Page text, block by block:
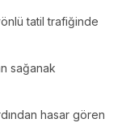
tatil trafiğinde
sağanak
hasar gören